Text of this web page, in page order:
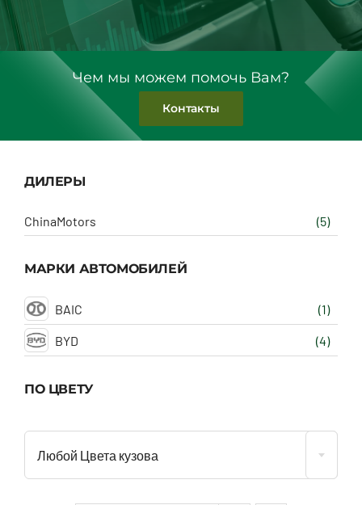
Чем мы можем помочь Вам?
Контакты
ДИЛЕРЫ
ChinaMotors (5)
МАРКИ АВТОМОБИЛЕЙ
BAIC (1)
BYD (4)
ПО ЦВЕТУ
Любой Цвета кузова